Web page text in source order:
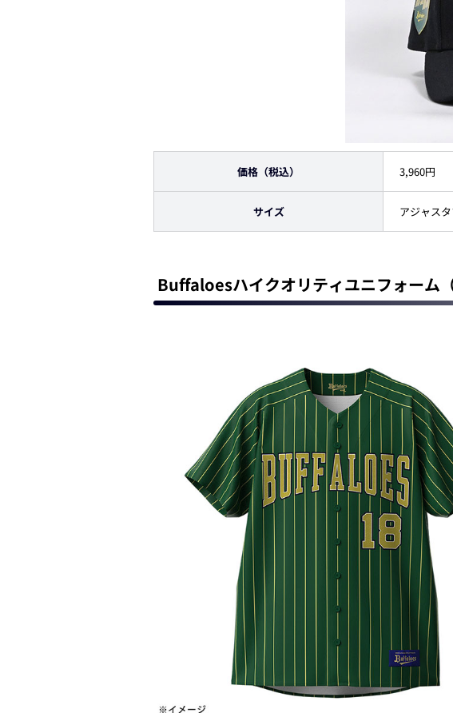
価格 （税込） 3,960円
サイズ アジャスタ
Buffaloesハイクオリティユニフォーム（